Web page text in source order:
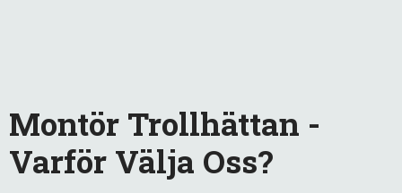
Montör Trollhättan -
Varför Välja Oss?